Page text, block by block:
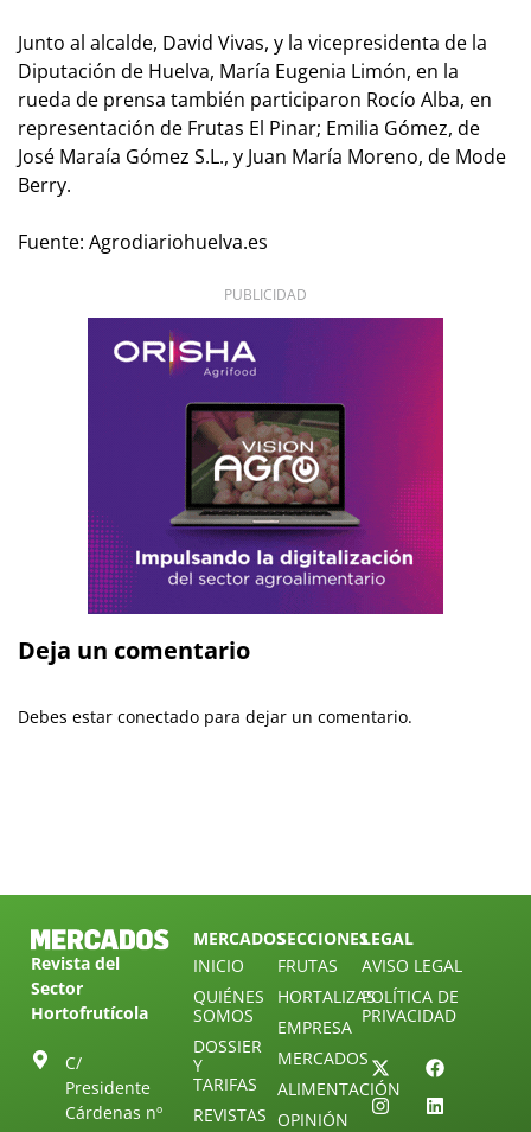
Junto al alcalde, David Vivas, y la vicepresidenta de la
Diputación de Huelva, María Eugenia Limón, en la
rueda de prensa también participaron Rocío Alba, en
representación de Frutas El Pinar; Emilia Gómez, de
José Maraía Gómez S.L., y Juan María Moreno, de Mode
Berry.
Fuente: Agrodiariohuelva.es
PUBLICIDAD
Deja un comentario
Debes estar conectado para dejar un comentario.
Revista del
Sector
Hortofrutícola
C/
Presidente
Cárdenas nº
MERCADOS
INICIO
QUIÉNES
SOMOS
DOSSIER
Y
TARIFAS
REVISTAS
SECCIONES
FRUTAS
HORTALIZAS
EMPRESA
MERCADOS
ALIMENTACIÓN
OPINIÓN
LEGAL
AVISO LEGAL
POLÍTICA DE
PRIVACIDAD